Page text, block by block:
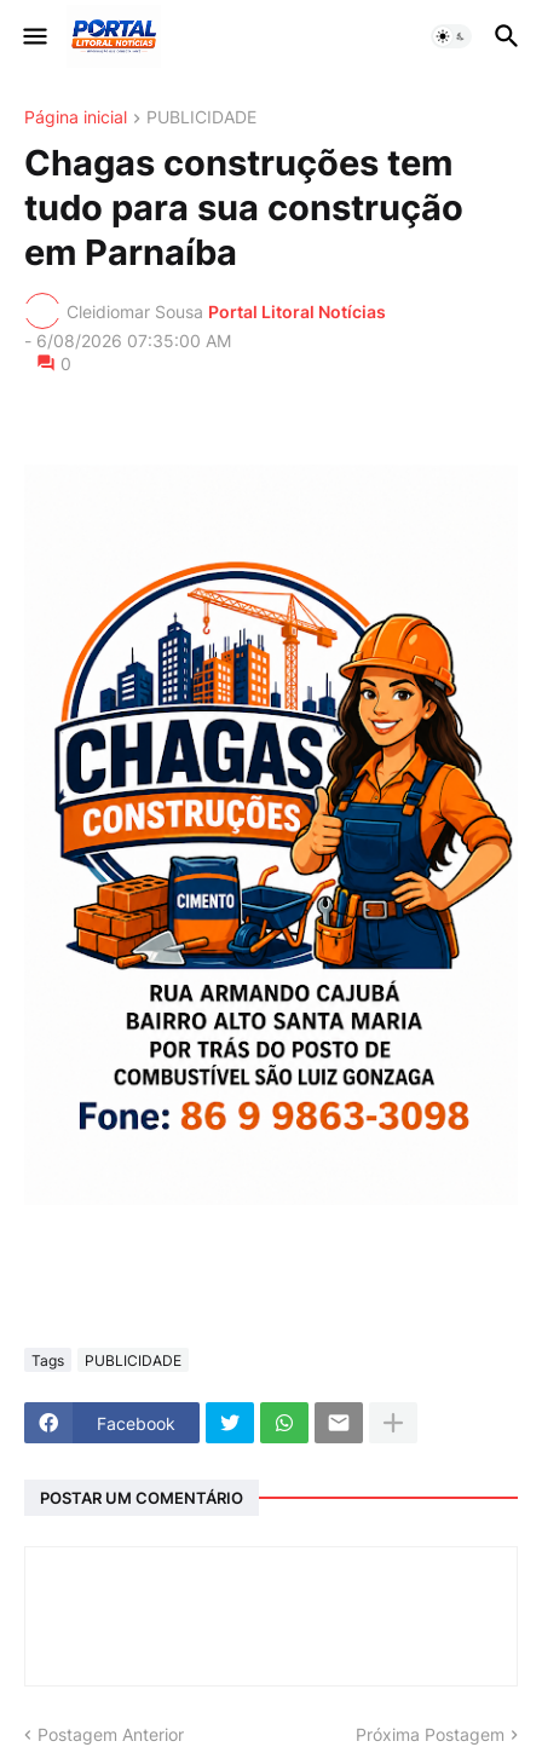
Página inicial PUBLICIDADE
Chagas construções tem
tudo para sua construção
em Parnaíba
Cleidiomar Sousa Portal Litoral Notícias
- 6/08/2026 07:35:00 AM
0
Tags PUBLICIDADE
Facebook
POSTAR UM COMENTÁRIO
Postagem Anterior Próxima Postagem